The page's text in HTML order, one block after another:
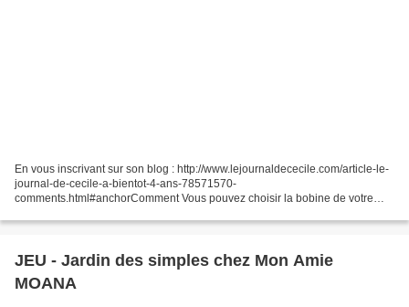
En vous inscrivant sur son blog : http://www.lejournaldececile.com/article-le-
journal-de-cecile-a-bientot-4-ans-78571570-
comments.html#anchorComment Vous pouvez choisir la bobine de votre
JEU - Jardin des simples chez Mon Amie
MOANA